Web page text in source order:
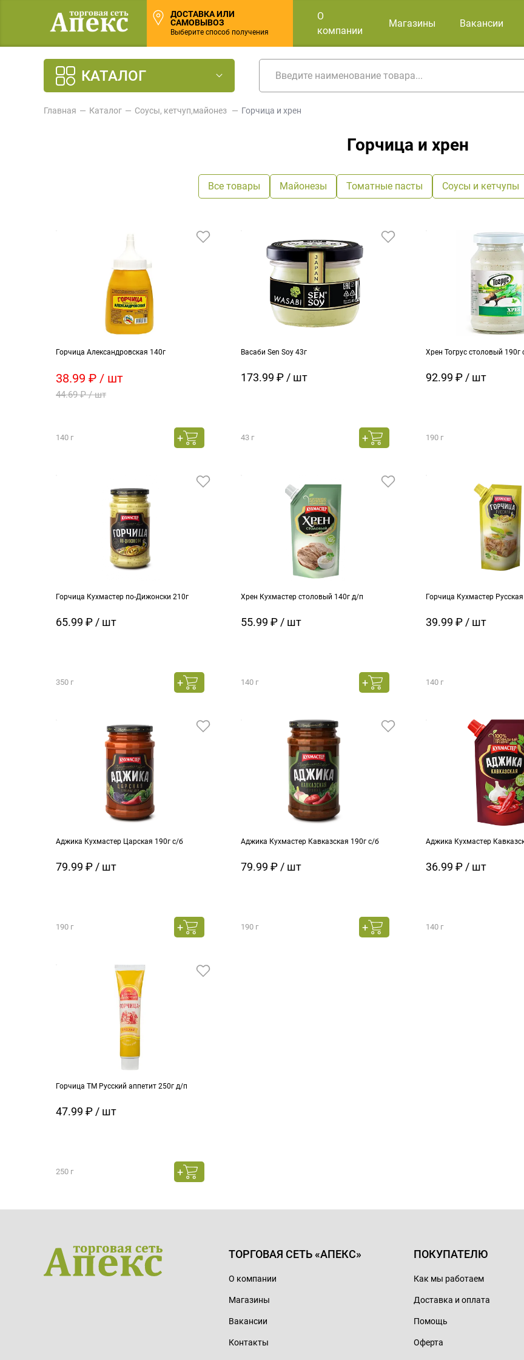
ДОСТАВКА ИЛИ
САМОВЫВОЗ
Выберите способ получения
О
компании
Магазины Вакансии
КАТАЛОГ
Главная Каталог Соусы, кетчуп,майонез Горчица и хрен
Горчица и хрен
Все товары Майонезы Томатные пасты Соусы и кетчупы
Горчица Александровская 140г
38.99 ₽ / шт
44.69 ₽ / шт
140 г
Васаби Sen Soy 43г
173.99 ₽ / шт
43 г
Хрен Тогрус столовый 190г
92.99 ₽ / шт
190 г
Горчица Кухмастер по-Дижонски 210г
65.99 ₽ / шт
350 г
Хрен Кухмастер столовый 140г д/п
55.99 ₽ / шт
140 г
Горчица Кухмастер
39.99 ₽ / шт
140 г
Аджика Кухмастер Царская 190г с/б
79.99 ₽ / шт
190 г
Аджика Кухмастер Кавказская 190г с/б
79.99 ₽ / шт
190 г
Аджика Кухмастер
36.99 ₽ / шт
140 г
Горчица ТМ Русский аппетит 250г д/п
47.99 ₽ / шт
250 г
ТОРГОВАЯ СЕТЬ «АПЕКС»
О компании
Магазины
Вакансии
Контакты
ПОКУПАТЕЛЮ
Как мы работаем
Доставка и оплата
Помощь
Оферта